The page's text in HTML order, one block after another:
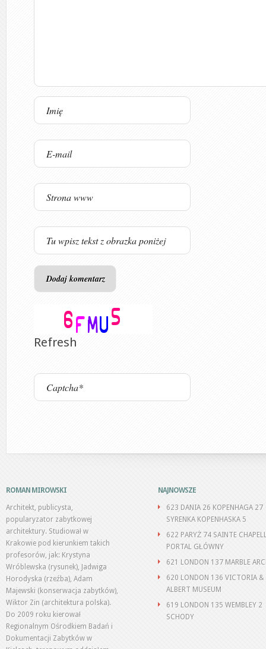
Refresh
ROMAN MIROWSKI
Architekt, publicysta,
popularyzator zabytkowej
architektury. Studiował w
Krakowie pod kierunkiem takich
profesorów, jak: Krystyna
Wróblewska (rysunek), Jadwiga
Horodyska (rzeźba), Adam
Majewski (konserwacja zabytków),
Wiktor Zin (architektura polska).
Do 2009 roku kierował
Regionalnym Ośrodkiem Badań i
Dokumentacji Zabytków w
NAJNOWSZE
623 DANIA 26 KOPENHAGA 27
SYRENKA KOPENHASKA 5
622 PARYŻ 74 SAINTE
PORTAL GŁÓWNY
621 LONDON 137 MARBLE
620 LONDON 136 VICTORIA &
ALBERT MUSEUM
619 LONDON 135 WEMBLEY 2
SCHODY